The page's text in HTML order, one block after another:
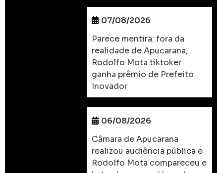
07/08/2026
Parece mentira: fora da
realidade de Apucarana,
Rodolfo Mota tiktoker
ganha prêmio de Prefeito
Inovador
06/08/2026
Câmara de Apucarana
realizou audiência pública e
Rodolfo Mota compareceu e